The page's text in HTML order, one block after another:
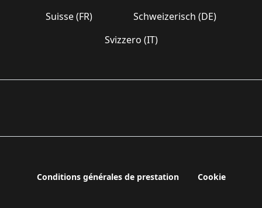
Suisse (FR)
Schweizerisch (DE)
Svizzero (IT)
Conditions générales de prestation Cookie